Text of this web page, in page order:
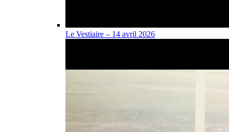
Le Vestiaire – 14 avril 2026